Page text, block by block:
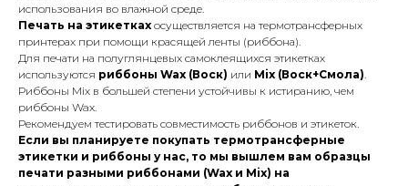
использования во влажной среде.
Печать на этикеткахосуществляется на термотрансферных
принтерах при помощи красящей ленты (риббона).
Для печати на полуглянцевых самоклеящихся этикетках
используются риббоны Wax (Воск) или Mix (Воск+Смола).
Риббоны Mix в большей степени устойчивы к истиранию, чем
риббоны Wax.
Рекомендуем тестировать совместимость риббонов и этикеток.
Если вы планируете покупать термотрансферные
этикетки и риббоны у нас, то мы вышлем вам образцы
печати разными риббонами (Wax и Mix) на